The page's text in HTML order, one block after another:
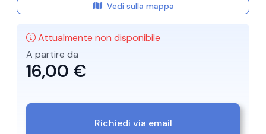
Vedi sulla mappa
Attualmente non disponibile
A partire da
16,00 €
Richiedi via email